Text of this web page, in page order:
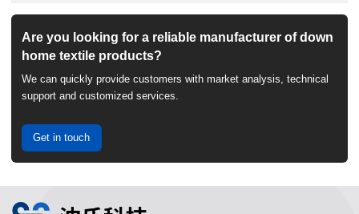
Are you looking for a reliable manufacturer of down
home textile products?
We can quickly provide customers with market analysis, technical
support and customized services.
Get in touch